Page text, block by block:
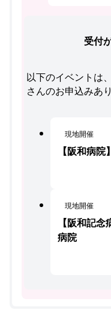
受付
以下のイベントは
さんのお申込みあ
現地開催
【阪和病
現地開催
【阪和記
病院